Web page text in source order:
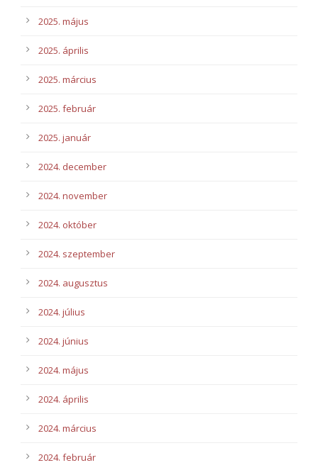
2025. május
2025. április
2025. március
2025. február
2025. január
2024. december
2024. november
2024. október
2024. szeptember
2024. augusztus
2024. július
2024. június
2024. május
2024. április
2024. március
2024. február